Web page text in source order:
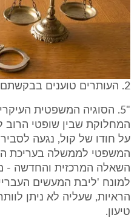
2. העותרים טוענים בבקשתם לקיום דיון נוסף:
"5. הסוגיה המשפטית
המחלוקת שבין שופטי הרוב
על חודו של קול, נגעה
המשפטי לממשלה בעריכת
השאלה המרכזית והחדשה -
למונח 'ליבת המעשים
הראיות, שעליה לא ניתן
טיעון.